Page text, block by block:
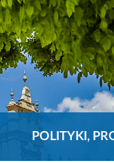
POLITYKI,